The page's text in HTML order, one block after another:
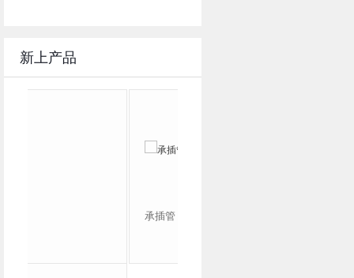
新上产品